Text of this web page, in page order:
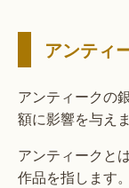
アンティ
アンティークの
額に影響を与えま
アンティークと
作品を指します。